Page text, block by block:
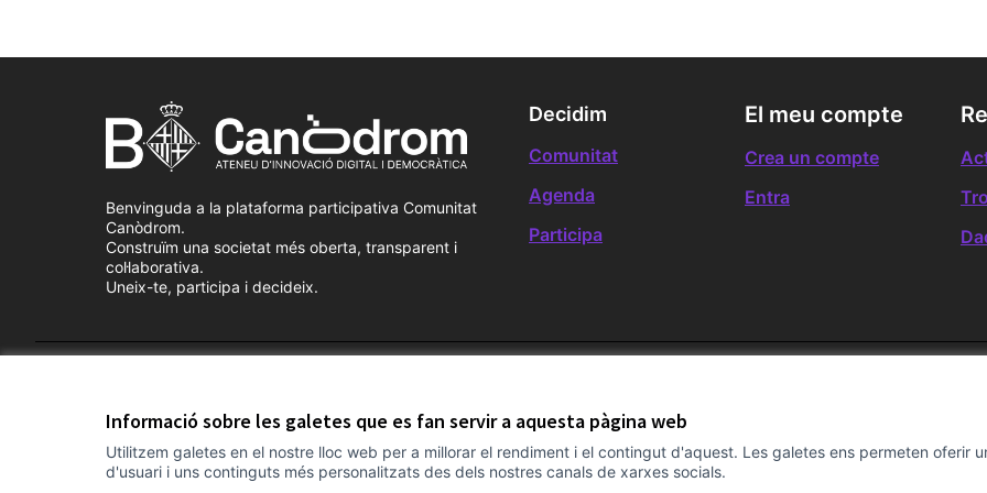
Informació sobre les galetes que es fan servir a aquesta pàgina web
Utilitzem galetes en el nostre lloc web per a millorar el rendiment i el contingut d'aquest. Les galetes ens permeten oferir
d'usuari i uns continguts més personalitzats des dels nostres canals de xarxes socials.
Benvinguda a la plataforma participativa Comunitat
Canòdrom.
Construïm una societat més oberta, transparent i
col·laborativa.
Uneix-te, participa i decideix.
Decidim
Comunitat
Agenda
Participa
El meu compte
Crea un compte
Entra